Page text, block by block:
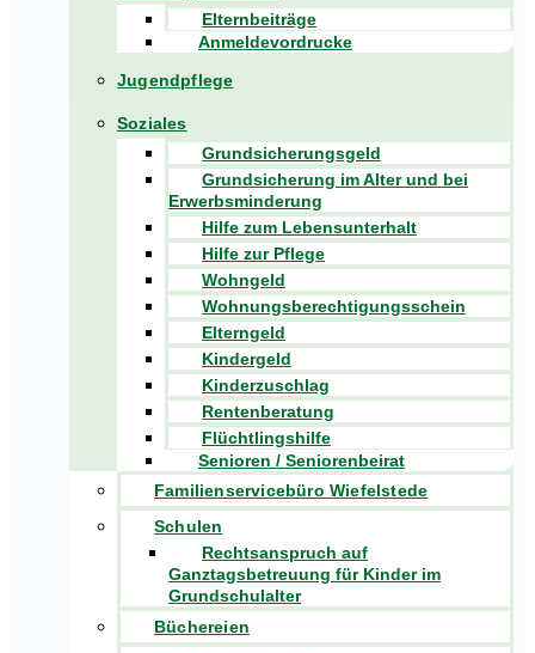
Elternbeiträge
Anmeldevordrucke
Jugendpflege
Soziales
Grundsicherungsgeld
Grundsicherung im Alter und bei
Erwerbsminderung
Hilfe zum Lebensunterhalt
Hilfe zur Pflege
Wohngeld
Wohnungsberechtigungsschein
Elterngeld
Kindergeld
Kinderzuschlag
Rentenberatung
Flüchtlingshilfe
Senioren / Seniorenbeirat
Familienservicebüro Wiefelstede
Schulen
Rechtsanspruch auf
Ganztagsbetreuung für Kinder im
Grundschulalter
Büchereien